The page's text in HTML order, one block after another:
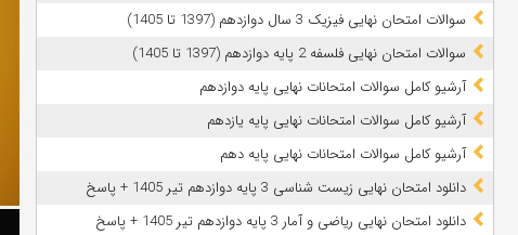
سوالات امتحان نهایی فیزیک 3 سال دوازدهم (1397 تا 1405)
سوالات امتحان نهایی فلسفه 2 پایه دوازدهم (1397 تا 1405)
آرشیو کامل سوالات امتحانات نهایی پایه دوازدهم
آرشیو کامل سوالات امتحانات نهایی پایه یازدهم
آرشیو کامل سوالات امتحانات نهایی پایه دهم
دانلود امتحان نهایی زیست شناسی 3 پایه دوازدهم تیر 1405 + پاسخ
دانلود امتحان نهایی ریاضی و آمار 3 پایه دوازدهم تیر 1405 + پاسخ